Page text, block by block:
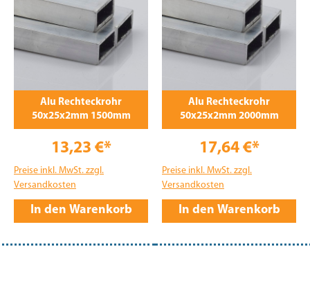
Alu Rechteckrohr
50x25x2mm 1500mm
13,23 €*
Preise inkl. MwSt. zzgl.
Versandkosten
In den Warenkorb
Alu Rechteckrohr
50x25x2mm 2000mm
17,64 €*
Preise inkl. MwSt. zzgl.
Versandkosten
In den Warenkorb